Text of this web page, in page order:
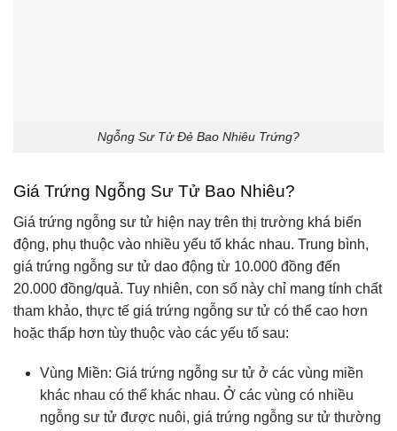
Ngỗng Sư Tử Đẻ Bao Nhiêu Trứng?
Giá Trứng Ngỗng Sư Tử Bao Nhiêu?
Giá trứng ngỗng sư tử hiện nay trên thị trường khá biến
động, phụ thuộc vào nhiều yếu tố khác nhau. Trung bình,
giá trứng ngỗng sư tử dao động từ 10.000 đồng đến
20.000 đồng/quả. Tuy nhiên, con số này chỉ mang tính chất
tham khảo, thực tế giá trứng ngỗng sư tử có thể cao hơn
hoặc thấp hơn tùy thuộc vào các yếu tố sau:
Vùng Miền: Giá trứng ngỗng sư tử ở các vùng miền
khác nhau có thể khác nhau. Ở các vùng có nhiều
ngỗng sư tử được nuôi, giá trứng ngỗng sư tử thường